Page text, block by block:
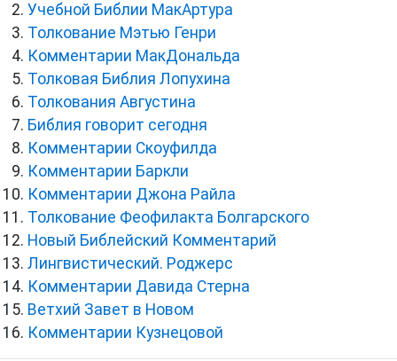
Учебной Библии МакАртура
Толкование Мэтью Генри
Комментарии МакДональда
Толковая Библия Лопухина
Толкования Августина
Библия говорит сегодня
Комментарии Скоуфилда
Комментарии Баркли
Комментарии Джона Райла
Толкование Феофилакта Болгарского
Новый Библейский Комментарий
Лингвистический. Роджерс
Комментарии Давида Стерна
Ветхий Завет в Новом
Комментарии Кузнецовой